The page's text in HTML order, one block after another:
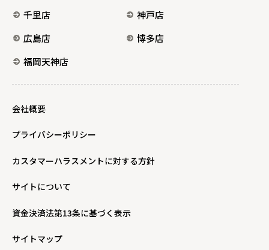
千里店
神戸店
広島店
博多店
福岡天神店
会社概要
プライバシーポリシー
カスタマーハラスメントに対する方針
サイトについて
資金決済法第13条に基づく表示
サイトマップ